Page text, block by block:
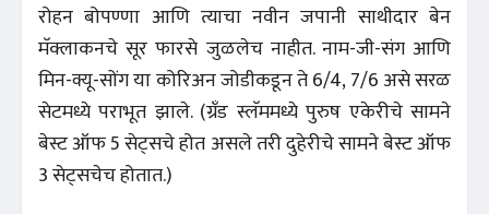
रोहन बोपण्णा आणि त्याचा नवीन जपानी साथीदार बेन
मॅक्लाकनचे सूर फारसे जुळलेच नाहीत. नाम-जी-संग आणि
मिन-क्यू-सोंग या कोरिअन जोडीकडून ते 6/4, 7/6 असे सरळ
सेटमध्ये पराभूत झाले. (ग्रँड स्लॅममध्ये पुरुष एकेरीचे सामने
बेस्ट ऑफ 5 सेट्‌सचे होत असले तरी दुहेरीचे सामने बेस्ट ऑफ
3 सेट्सचेच होतात.)